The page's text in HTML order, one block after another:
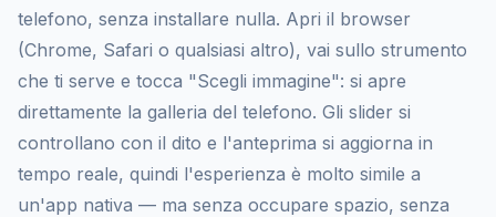
telefono, senza installare nulla. Apri il browser
(Chrome, Safari o qualsiasi altro), vai sullo strumento
che ti serve e tocca "Scegli immagine": si apre
direttamente la galleria del telefono. Gli slider si
controllano con il dito e l'anteprima si aggiorna in
tempo reale, quindi l'esperienza è molto simile a
un'app nativa — ma senza occupare spazio, senza